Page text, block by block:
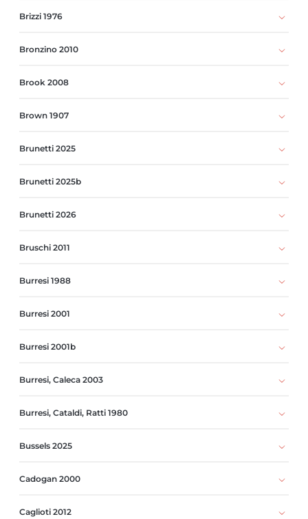
Brizzi 1976
Bronzino 2010
Brook 2008
Brown 1907
Brunetti 2025
Brunetti 2025b
Brunetti 2026
Bruschi 2011
Burresi 1988
Burresi 2001
Burresi 2001b
Burresi, Caleca 2003
Burresi, Cataldi, Ratti 1980
Bussels 2025
Cadogan 2000
Caglioti 2012